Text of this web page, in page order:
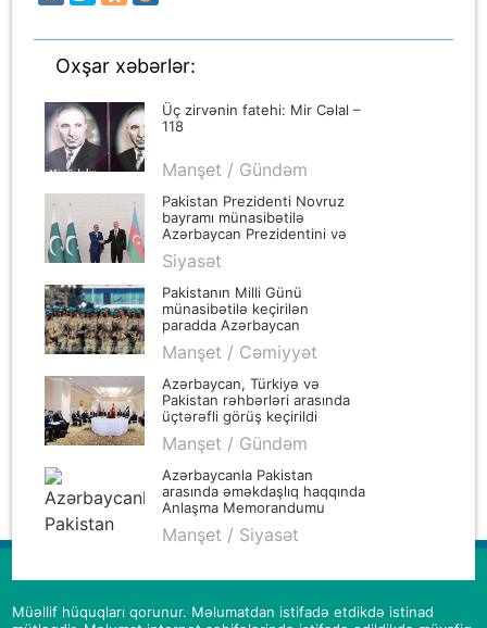
Oxşar xəbərlər:
Üç zirvənin fatehi: Mir Cəlal –
118
Manşet / Gündəm
Pakistan Prezidenti Novruz
bayramı münasibətilə
Azərbaycan Prezidentini və
Siyasət
Pakistanın Milli Günü
münasibətilə keçirilən
paradda Azərbaycan
Manşet / Cəmiyyət
Azərbaycan, Türkiyə və
Pakistan rəhbərləri arasında
üçtərəfli görüş keçirildi
Manşet / Gündəm
Azərbaycanla Pakistan
arasında əməkdaşlıq haqqında
Anlaşma Memorandumu
Manşet / Siyasət
Müəllif hüquqları qorunur. Məlumatdan istifadə etdikdə istinad